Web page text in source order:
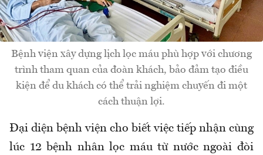
Bệnh viện xây dựng lịch lọc máu phù hợp với chương
trình tham quan của đoàn khách, bảo đảm tạo điều
kiện để du khách có thể trải nghiệm chuyến đi một
cách thuận lợi.
Đại diện bệnh viện cho biết việc tiếp nhận cùng
lúc 12 bệnh nhân lọc máu từ nước ngoài đòi